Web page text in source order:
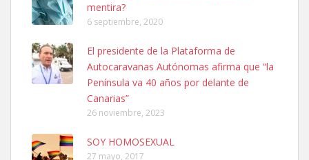
Ninfa perdida
El día 5 se los perdió una ninfa papillera, asustada tiene miedo a la
calle, se perdió por la zon...
Leales.org » Gran Canaria
6.7.2025
mentira?
6 septiembre, 2020
El presidente de la Plataforma de
Autocaravanas Autónomas afirma que “la
Península va 40 años por delante de
Canarias”
26 noviembre, 2023
SOY HOMOSEXUAL
27 mayo, 2017